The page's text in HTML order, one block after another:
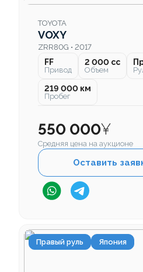
TOYOTA
VOXY
ZRR80G • 2017
FF
Привод
2 000 cc
Объем
219 000 км
Пробег
550 000¥
Средняя цена на аукционе
Оставить
Правый руль Япония